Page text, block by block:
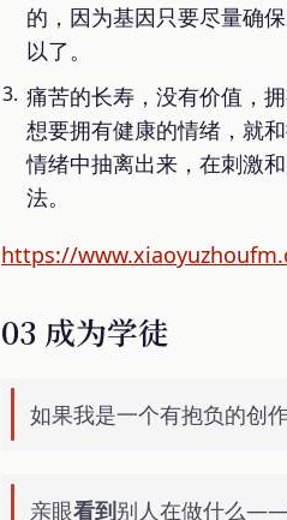
的，因为基因只要尽量确
以了。
痛苦的长寿，没有价值，
想要拥有健康的情绪，就
情绪中抽离出来，在刺激
法。
https://
03 成为学徒
如果我是一个有抱负的创
亲眼看到别人在做什么——